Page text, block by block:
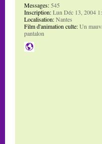
Messages: 545
Inscription:Lun Déc 13, 2004
Localisation:Nantes
Film d'animation culte:Un
pantalon